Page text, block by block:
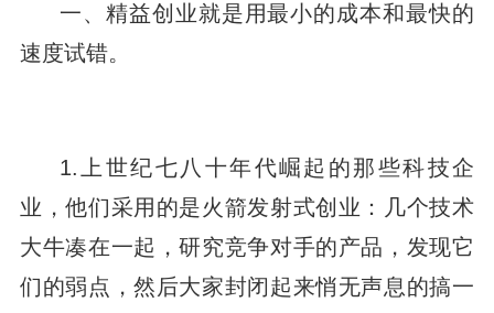
一、精益创业就是用最小的成本和最快的
速度试错。
1.上世纪七八十年代崛起的那些科技企
业，他们采用的是火箭发射式创业：几个技术
大牛凑在一起，研究竞争对手的产品，发现它
们的弱点，然后大家封闭起来悄无声息的搞一